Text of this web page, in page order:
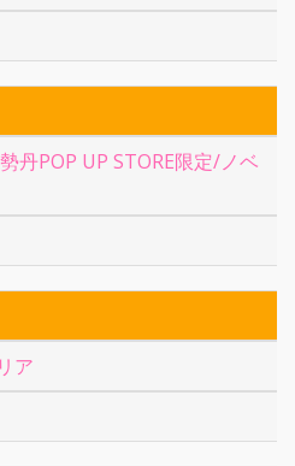
丹POP UP STORE限定/ノベ
ア